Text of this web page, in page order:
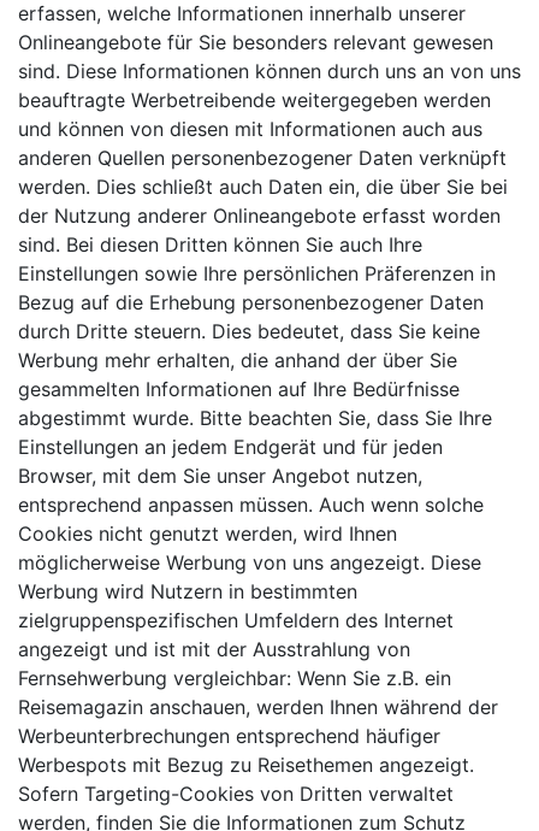
erfassen, welche Informationen innerhalb unserer
Onlineangebote für Sie besonders relevant gewesen
sind. Diese Informationen können durch uns an von uns
beauftragte Werbetreibende weitergegeben werden
und können von diesen mit Informationen auch aus
anderen Quellen personenbezogener Daten verknüpft
werden. Dies schließt auch Daten ein, die über Sie bei
der Nutzung anderer Onlineangebote erfasst worden
sind. Bei diesen Dritten können Sie auch Ihre
Einstellungen sowie Ihre persönlichen Präferenzen in
Bezug auf die Erhebung personenbezogener Daten
durch Dritte steuern. Dies bedeutet, dass Sie keine
Werbung mehr erhalten, die anhand der über Sie
gesammelten Informationen auf Ihre Bedürfnisse
abgestimmt wurde. Bitte beachten Sie, dass Sie Ihre
Einstellungen an jedem Endgerät und für jeden
Browser, mit dem Sie unser Angebot nutzen,
entsprechend anpassen müssen. Auch wenn solche
Cookies nicht genutzt werden, wird Ihnen
möglicherweise Werbung von uns angezeigt. Diese
Werbung wird Nutzern in bestimmten
zielgruppenspezifischen Umfeldern des Internet
angezeigt und ist mit der Ausstrahlung von
Fernsehwerbung vergleichbar: Wenn Sie z.B. ein
Reisemagazin anschauen, werden Ihnen während der
Werbeunterbrechungen entsprechend häufiger
Werbespots mit Bezug zu Reisethemen angezeigt.
Sofern Targeting-Cookies von Dritten verwaltet
werden, finden Sie die Informationen zum Schutz